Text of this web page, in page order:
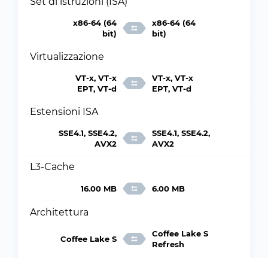
x86-64 (64
bit)
x86-64 (64
bit)
Virtualizzazione
VT-x, VT-x
EPT, VT-d
VT-x, VT-x
EPT, VT-d
Estensioni ISA
SSE4.1, SSE4.2,
AVX2
SSE4.1, SSE4.2,
AVX2
L3-Cache
16.00 MB 6.00 MB
Architettura
Coffee Lake S
Coffee Lake S
Refresh